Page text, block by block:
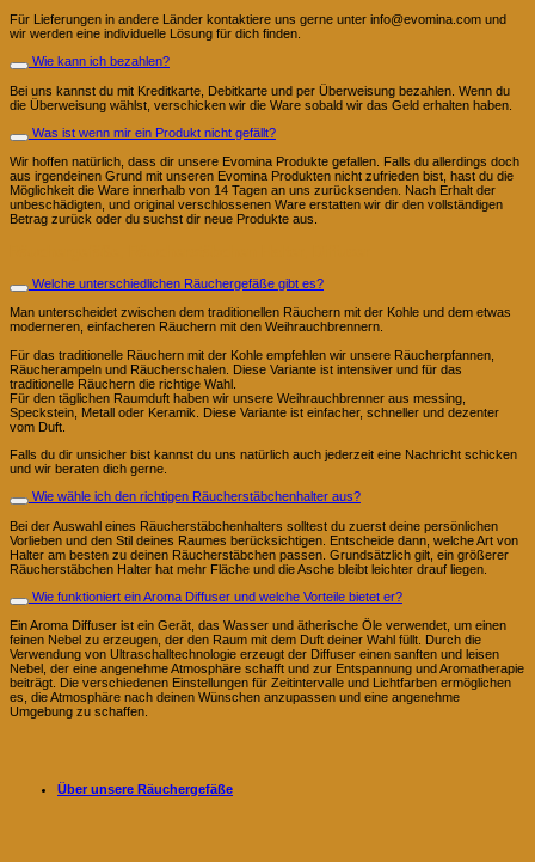
Für Lieferungen in andere Länder kontaktiere uns gerne unter info@evomina.com und
wir werden eine individuelle Lösung für dich finden.
Wie kann ich bezahlen?
Bei uns kannst du mit Kreditkarte, Debitkarte und per Überweisung bezahlen. Wenn du
die Überweisung wählst, verschicken wir die Ware sobald wir das Geld erhalten haben.
Was ist wenn mir ein Produkt nicht gefällt?
Wir hoffen natürlich, dass dir unsere Evomina Produkte gefallen. Falls du allerdings doch
aus irgendeinen Grund mit unseren Evomina Produkten nicht zufrieden bist, hast du die
Möglichkeit die Ware innerhalb von 14 Tagen an uns zurücksenden. Nach Erhalt der
unbeschädigten, und original verschlossenen Ware erstatten wir dir den vollständigen
Betrag zurück oder du suchst dir neue Produkte aus.
Welche unterschiedlichen Räuchergefäße gibt es?
Man unterscheidet zwischen dem traditionellen Räuchern mit der Kohle und dem etwas
moderneren, einfacheren Räuchern mit den Weihrauchbrennern.
Für das traditionelle Räuchern mit der Kohle empfehlen wir unsere Räucherpfannen,
Räucherampeln und Räucherschalen. Diese Variante ist intensiver und für das
traditionelle Räuchern die richtige Wahl.
Für den täglichen Raumduft haben wir unsere Weihrauchbrenner aus messing,
Speckstein, Metall oder Keramik. Diese Variante ist einfacher, schneller und dezenter
vom Duft.
Falls du dir unsicher bist kannst du uns natürlich auch jederzeit eine Nachricht schicken
und wir beraten dich gerne.
Wie wähle ich den richtigen Räucherstäbchenhalter aus?
Bei der Auswahl eines Räucherstäbchenhalters solltest du zuerst deine persönlichen
Vorlieben und den Stil deines Raumes berücksichtigen. Entscheide dann, welche Art von
Halter am besten zu deinen Räucherstäbchen passen. Grundsätzlich gilt, ein größerer
Räucherstäbchen Halter hat mehr Fläche und die Asche bleibt leichter drauf liegen.
Wie funktioniert ein Aroma Diffuser und welche Vorteile bietet er?
Ein Aroma Diffuser ist ein Gerät, das Wasser und ätherische Öle verwendet, um einen
feinen Nebel zu erzeugen, der den Raum mit dem Duft deiner Wahl füllt. Durch die
Verwendung von Ultraschalltechnologie erzeugt der Diffuser einen sanften und leisen
Nebel, der eine angenehme Atmosphäre schafft und zur Entspannung und Aromatherapie
beiträgt. Die verschiedenen Einstellungen für Zeitintervalle und Lichtfarben ermöglichen
es, die Atmosphäre nach deinen Wünschen anzupassen und eine angenehme
Umgebung zu schaffen.
Über unsere Räuchergefäße